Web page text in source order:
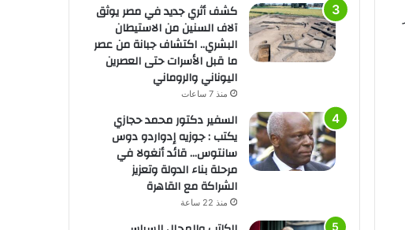
كشف أثري جديد في مصر يوثق
آلاف السنين من الاستيطان
البشري.. اكتشاف جبانة من عصر
ما قبل الأسرات حتى العصرين
اليوناني والروماني
منذ 7 ساعات
السفير دكتور محمد حجازي
يكتب : جوزيه إدواردو دوس
سانتوس… قائد أنغولا في
مرحلة بناء الدولة وتعزيز
الشراكة مع القاهرة
منذ 22 ساعة